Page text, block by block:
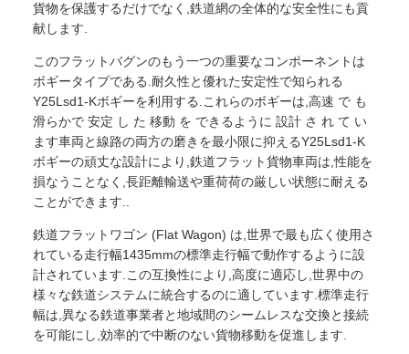
貨物を保護するだけでなく,鉄道網の全体的な安全性にも貢
献します.
このフラットバグンのもう一つの重要なコンポーネントは
ボギータイプである.耐久性と優れた安定性で知られる
Y25Lsd1-Kボギーを利用する.これらのボギーは,高速 で も
滑らかで 安定 し た 移動 を できるように 設計 さ れ て い
ます車両と線路の両方の磨きを最小限に抑えるY25Lsd1-K
ボギーの頑丈な設計により,鉄道フラット貨物車両は,性能を
損なうことなく,長距離輸送や重荷荷の厳しい状態に耐える
ことができます..
鉄道フラットワゴン (Flat Wagon) は,世界で最も広く使用さ
れている走行幅1435mmの標準走行幅で動作するように設
計されています.この互換性により,高度に適応し,世界中の
様々な鉄道システムに統合するのに適しています.標準走行
幅は,異なる鉄道事業者と地域間のシームレスな交換と接続
を可能にし,効率的で中断のない貨物移動を促進します.